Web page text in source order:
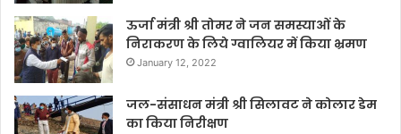
ऊर्जा मंत्री श्री तोमर ने जन समस्याओं के
निराकरण के लिये ग्वालियर में किया भ्रमण
January 12, 2022
जल-संसाधन मंत्री श्री सिलावट ने कोलार डेम
का किया निरीक्षण